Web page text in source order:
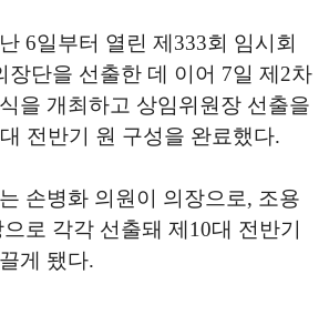
6일부터 열린 제333회 임시회
장단을 선출한 데 이어 7일 제2차
을 개최하고 상임위원장 선출을
전반기 원 구성을 완료했다.
손병화 의원이 의장으로, 조용
로 각각 선출돼 제10대 전반기
게 됐다.